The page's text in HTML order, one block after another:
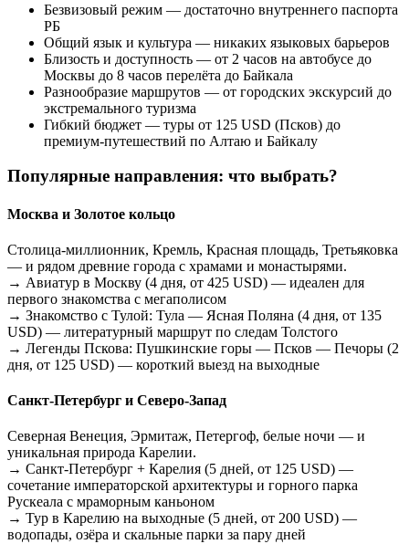
Безвизовый режим — достаточно внутреннего паспорта
РБ
Общий язык и культура — никаких языковых барьеров
Близость и доступность — от 2 часов на автобусе до
Москвы до 8 часов перелёта до Байкала
Разнообразие маршрутов — от городских экскурсий до
экстремального туризма
Гибкий бюджет — туры от 125 USD (Псков) до
премиум-путешествий по Алтаю и Байкалу
Популярные направления: что выбрать?
Москва и Золотое кольцо
Столица-миллионник, Кремль, Красная площадь, Третьяковка
— и рядом древние города с храмами и монастырями.
→ Авиатур в Москву (4 дня, от 425 USD) — идеален для
первого знакомства с мегаполисом
→ Знакомство с Тулой: Тула — Ясная Поляна (4 дня, от 135
USD) — литературный маршрут по следам Толстого
→ Легенды Пскова: Пушкинские горы — Псков — Печоры (2
дня, от 125 USD) — короткий выезд на выходные
Санкт-Петербург и Северо-Запад
Северная Венеция, Эрмитаж, Петергоф, белые ночи — и
уникальная природа Карелии.
→ Санкт-Петербург + Карелия (5 дней, от 125 USD) —
сочетание императорской архитектуры и горного парка
Рускеала с мраморным каньоном
→ Тур в Карелию на выходные (5 дней, от 200 USD) —
водопады, озёра и скальные парки за пару дней